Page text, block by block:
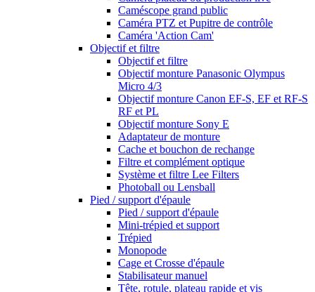
Caméscope grand public
Caméra PTZ et Pupitre de contrôle
Caméra 'Action Cam'
Objectif et filtre
Objectif et filtre
Objectif monture Panasonic Olympus
Micro 4/3
Objectif monture Canon EF-S, EF et RF-S
RF et PL
Objectif monture Sony E
Adaptateur de monture
Cache et bouchon de rechange
Filtre et complément optique
Système et filtre Lee Filters
Photoball ou Lensball
Pied / support d'épaule
Pied / support d'épaule
Mini-trépied et support
Trépied
Monopode
Cage et Crosse d'épaule
Stabilisateur manuel
Tête, rotule, plateau rapide et vis